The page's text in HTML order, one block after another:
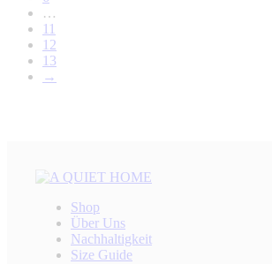
…
11
12
13
→
Shop
Über Uns
Nachhaltigkeit
Size Guide